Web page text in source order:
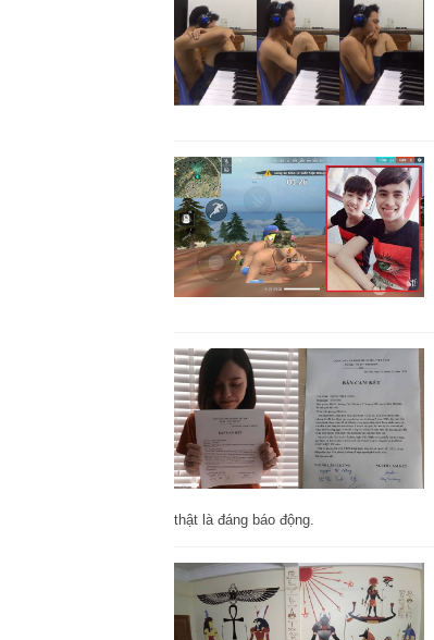
thật là đáng báo động.